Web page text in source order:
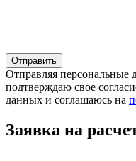
Отправляя
подтверждаю свое
данных и соглашаюсь на
Заявка на